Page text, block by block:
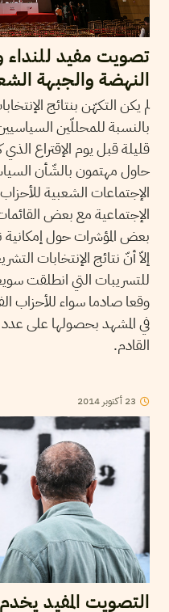
تصويت مفيد
النهضة والجبهة
لم يكن التكهّن بنتائج
بالنسبة للمحللّين
حاول مهتمون بالشّأن
الإجتماعات الشعبية
الإجتماعية مع بعض
بعض المؤشرات حول
إلاّ أنّ نتائج الإنتخابات
للتسريبات التي انطلقت
وقعا صادما سواء للأحزاب
في المشهد بحصولها على عدد
القادم.
23 أكتوبر 2014
التصويت المفيد